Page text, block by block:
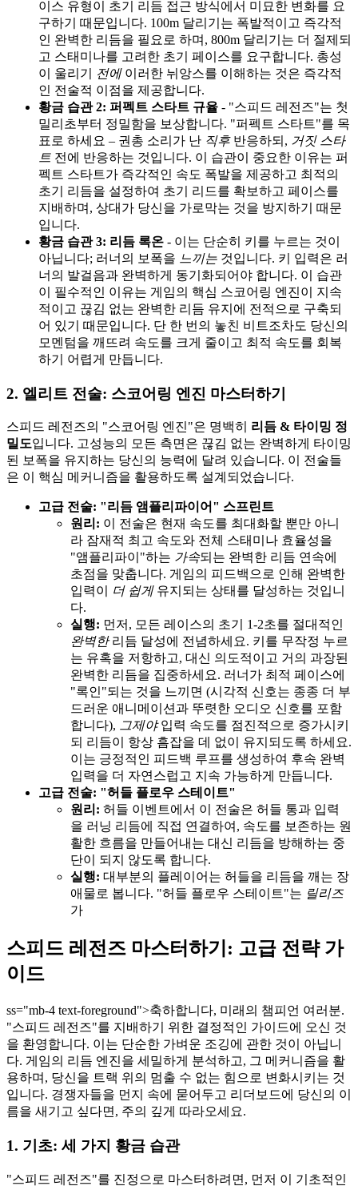
이스 유형이 초기 리듬 접근 방식에서 미묘한 변화를 요
구하기 때문입니다. 100m 달리기는 폭발적이고 즉각적
인 완벽한 리듬을 필요로 하며, 800m 달리기는 더 절제되
고 스태미나를 고려한 초기 페이스를 요구합니다. 총성
이 울리기
전에이러한 뉘앙스를 이해하는 것은 즉각적
인 전술적 이점을 제공합니다.
황금 습관 2: 퍼펙트 스타트 규율 - "스피드 레전즈"는 첫
밀리초부터 정밀함을 보상합니다. "퍼펙트 스타트"를 목
표로 하세요 – 권총 소리가 난 직후반응하되, 거짓 스타
트 전에 반응하는 것입니다. 이 습관이 중요한 이유는 퍼
펙트 스타트가 즉각적인 속도 폭발을 제공하고 최적의
초기 리듬을 설정하여 초기 리드를 확보하고 페이스를
지배하며, 상대가 당신을 가로막는 것을 방지하기 때문
입니다.
황금 습관 3: 리듬 록온 - 이는 단순히 키를 누르는 것이
아닙니다; 러너의 보폭을 느끼는 것입니다. 키 입력은 러
너의 발걸음과 완벽하게 동기화되어야 합니다. 이 습관
이 필수적인 이유는 게임의 핵심 스코어링 엔진이 지속
적이고 끊김 없는 완벽한 리듬 유지에 전적으로 구축되
어 있기 때문입니다. 단 한 번의 놓친 비트조차도 당신의
모멘텀을 깨뜨려 속도를 크게 줄이고 최적 속도를 회복
하기 어렵게 만듭니다.
2. 엘리트 전술: 스코어링 엔진 마스터하기
스피드 레전즈의 "스코어링 엔진"은 명백히 리듬 & 타이밍 정
밀도입니다. 고성능의 모든 측면은 끊김 없는 완벽하게 타이밍
된 보폭을 유지하는 당신의 능력에 달려 있습니다. 이 전술들
은 이 핵심 메커니즘을 활용하도록 설계되었습니다.
고급 전술: "리듬 앰플리파이어" 스프린트
원리: 이 전술은 현재 속도를 최대화할 뿐만 아니
라 잠재적 최고 속도와 전체 스태미나 효율성을
"앰플리파이"하는 가속되는 완벽한 리듬 연속에
초점을 맞춥니다. 게임의 피드백으로 인해 완벽한
입력이
더 쉽게유지되는 상태를 달성하는 것입니
다.
실행: 먼저, 모든 레이스의 초기 1-2초를 절대적인
완벽한리듬 달성에 전념하세요. 키를 무작정 누르
는 유혹을 저항하고, 대신 의도적이고 거의 과장된
완벽한 리듬을 집중하세요. 러너가 최적 페이스에
"록인"되는 것을 느끼면 (시각적 신호는 종종 더 부
드러운 애니메이션과 뚜렷한 오디오 신호를 포함
합니다), 그제야입력 속도를 점진적으로 증가시키
되 리듬이 항상 흠잡을 데 없이 유지되도록 하세요.
이는 긍정적인 피드백 루프를 생성하여 후속 완벽
입력을 더 자연스럽고 지속 가능하게 만듭니다.
고급 전술: "허들 플로우 스테이트"
원리: 허들 이벤트에서 이 전술은 허들 통과 입력
을 러닝 리듬에 직접 연결하여, 속도를 보존하는 원
활한 흐름을 만들어내는 대신 리듬을 방해하는 중
단이 되지 않도록 합니다.
실행: 대부분의 플레이어는 허들을 리듬을 깨는 장
애물로 봅니다. "허들 플로우 스테이트"는 릴리즈
가
스피드 레전즈 마스터하기: 고급 전략 가
이드
ss="mb-4 text-foreground">축하합니다, 미래의 챔피언 여러분.
"스피드 레전즈"를 지배하기 위한 결정적인 가이드에 오신 것
을 환영합니다. 이는 단순한 가벼운 조깅에 관한 것이 아닙니
다. 게임의 리듬 엔진을 세밀하게 분석하고, 그 메커니즘을 활
용하며, 당신을 트랙 위의 멈출 수 없는 힘으로 변화시키는 것
입니다. 경쟁자들을 먼지 속에 묻어두고 리더보드에 당신의 이
름을 새기고 싶다면, 주의 깊게 따라오세요.
1. 기초: 세 가지 황금 습관
"스피드 레전즈"를 진정으로 마스터하려면, 먼저 이 기초적인